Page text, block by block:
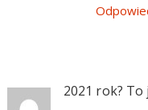
2021 rok?